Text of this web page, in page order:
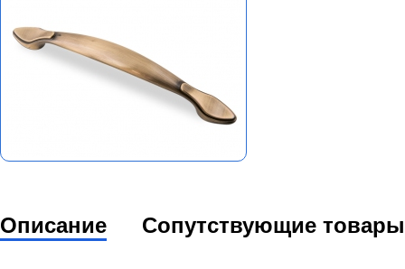
Описание Сопутствующие товары